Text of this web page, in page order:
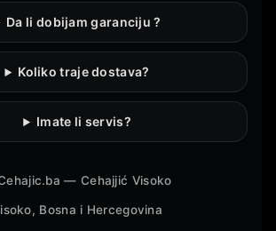
Da li dobijam garanciju ?
Koliko traje dostava?
Imate li servis?
— Cehajjić Visoko
Bosna i Hercegovina